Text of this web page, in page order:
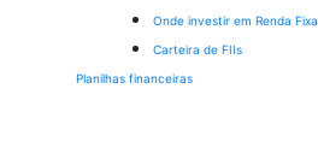
Onde investir em Renda Fixa
Carteira de FIIs
Planilhas financeiras